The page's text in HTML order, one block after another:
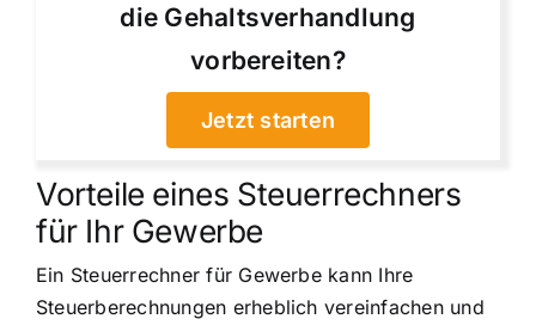
die Gehaltsverhandlung
vorbereiten?
Jetzt starten
Vorteile eines Steuerrechners
für Ihr Gewerbe
Ein Steuerrechner für Gewerbe kann Ihre
Steuerberechnungen erheblich vereinfachen und